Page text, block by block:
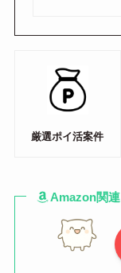
厳選ポイ活案件
Amazon関連